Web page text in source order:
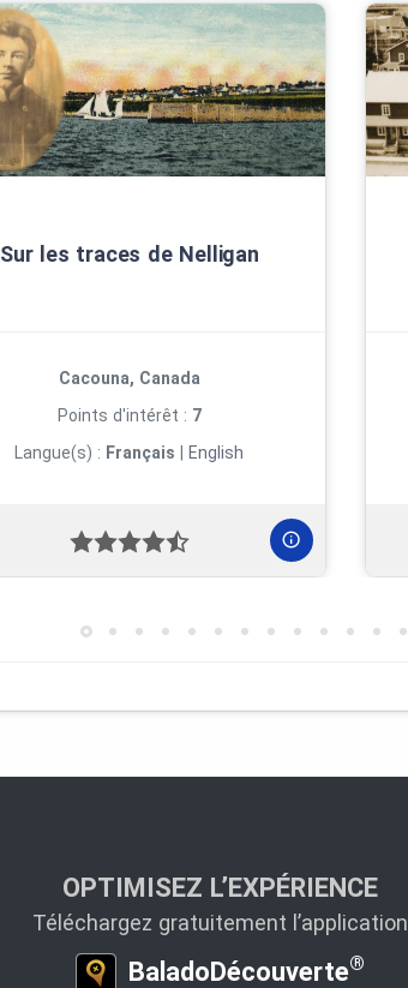
Sur les traces de Nelligan
Cacouna, Canada
Points d'intérêt : 7
Langue(s) : Français English
OPTIMISEZ L’EXPÉRIENCE
Téléchargez gratuitement l’application
BaladoDécouverte®